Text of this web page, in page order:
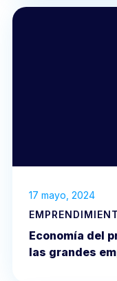
17 mayo, 2024
Economía del
las grandes